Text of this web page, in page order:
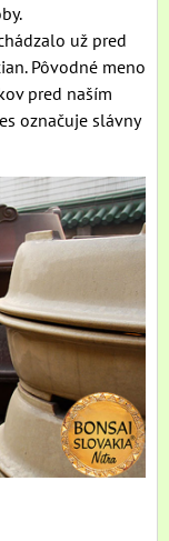
už pred
Pôvodné meno
pred naším
označuje slávny